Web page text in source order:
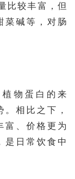
比较丰富，但
菜碱等，对肠
物蛋白的来
相比之下，
富、价格更为
是日常饮食中